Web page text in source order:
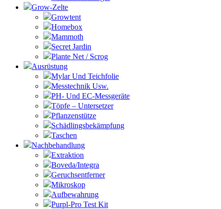
Grow-Zelte
Growtent
Homebox
Mammoth
Secret Jardin
Plante Net / Scrog
Ausrüstung
Mylar Und Teichfolie
Messtechnik Usw.
PH- Und EC-Messgeräte
Töpfe – Untersetzer
Pflanzenstütze
Schädlingsbekämpfung
Taschen
Nachbehandlung
Extraktion
Boveda/Integra
Geruchsentferner
Mikroskop
Aufbewahrung
Purpl-Pro Test Kit